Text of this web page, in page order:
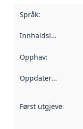
Språk:
Innhaldsleverandørar
Opphav:
Oppdateringsfrekvens
Først utgjeve: